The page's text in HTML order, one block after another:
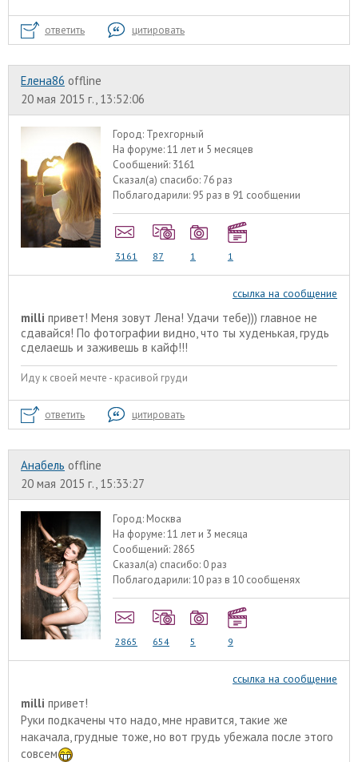
ответить цитировать
Елена86 offline
20 мая 2015 г., 13:52:06
Город: Трехгорный
На форуме:11 лет и 5 месяцев
Сообщений: 3161
Сказал(а) спасибо: 76 раз
Поблагодарили: 95 раз в 91 сообщении
3161 87 1 1
ссылка на сообщение
milli привет! Меня зовут Лена! Удачи тебе))) главное не
сдавайся! По фотографии видно, что ты худенькая, грудь
сделаешь и заживешь в кайф!!!
Иду к своей мечте - красивой груди
ответить цитировать
Анабель offline
20 мая 2015 г., 15:33:27
Город: Москва
На форуме:11 лет и 3 месяца
Сообщений: 2865
Сказал(а) спасибо: 0 раз
Поблагодарили:10 раз в 10 сообщенях
2865 654 5 9
ссылка на сообщение
milli привет!
Руки подкачены что надо, мне нравится, такие же
накачала, грудные тоже, но вот грудь убежала после этого
совсем